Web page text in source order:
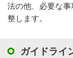
法の他、必要な
整します。
ガイドライ